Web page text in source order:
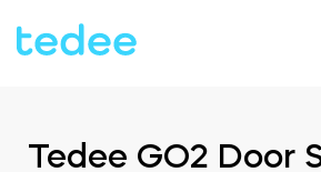
Tedee GO2 Door